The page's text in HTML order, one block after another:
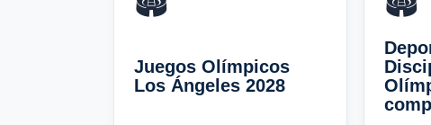
Juegos Olímpicos
Los Ángeles 2028